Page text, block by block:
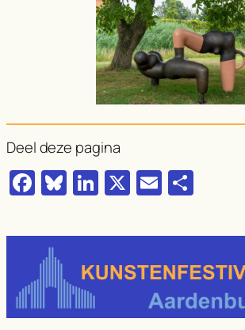
Deel deze pagina
Facebook
Bluesky
LinkedIn
X Email